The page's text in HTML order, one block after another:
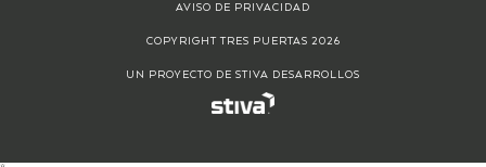
AVISO DE PRIVACIDAD
COPYRIGHT TRES PUERTAS 2026
UN PROYECTO DE STIVA DESARROLLOS